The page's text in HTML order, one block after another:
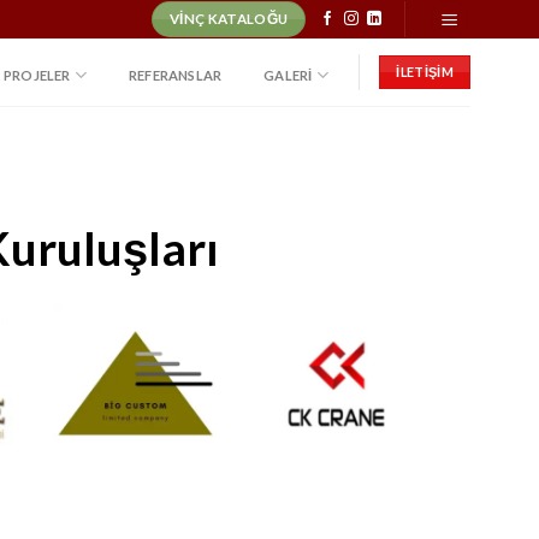
VINÇ KATALOĞU
PROJELER REFERANSLAR GALERI İLETİŞİM